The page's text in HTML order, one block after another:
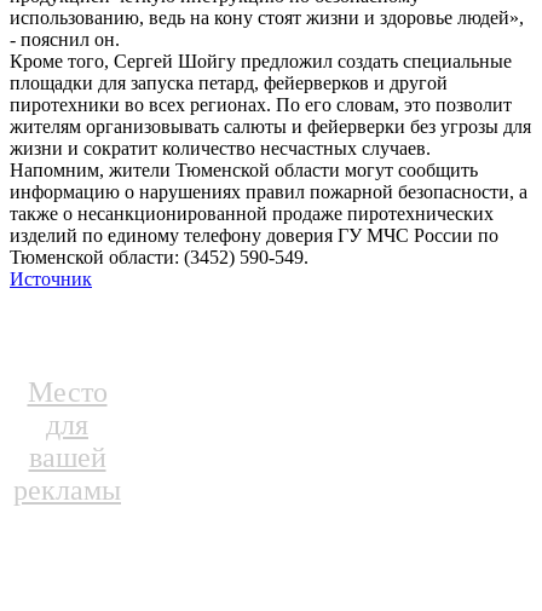
использованию, ведь на кону стоят жизни и здоровье людей»,
- пояснил он.
Кроме того, Сергей Шойгу предложил создать специальные
площадки для запуска петард, фейерверков и другой
пиротехники во всех регионах. По его словам, это позволит
жителям организовывать салюты и фейерверки без угрозы для
жизни и сократит количество несчастных случаев.
Напомним, жители Тюменской области могут сообщить
информацию о нарушениях правил пожарной безопасности, а
также о несанкционированной продаже пиротехнических
изделий по единому телефону доверия ГУ МЧС России по
Тюменской области: (3452) 590-549.
Источник
Место
для
вашей
рекламы